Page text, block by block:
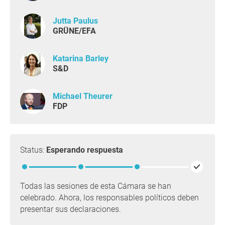
Jutta Paulus
GRÜNE/EFA
Katarina Barley
S&D
Michael Theurer
FDP
Status: Esperando respuesta
Todas las sesiones de esta Cámara se han
celebrado. Ahora, los responsables políticos deben
presentar sus declaraciones.